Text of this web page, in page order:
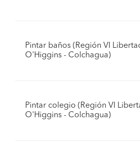
Pintar baños (Región VI
O'Higgins - Colchagua)
Pintar colegio (Región VI
O'Higgins - Colchagua)